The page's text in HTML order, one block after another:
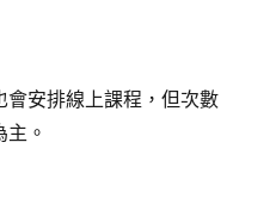
安排線上課程，但次數
。